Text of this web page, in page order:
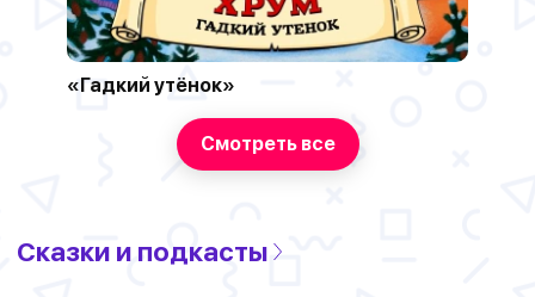
«Гадкий утёнок»
Смотреть все
Сказки и подкасты